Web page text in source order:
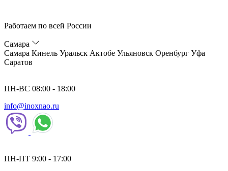
Работаем по всей России
Самара
Самара Кинель Уральск Актобе Ульяновск Оренбург Уфа
Саратов
ПН-ВС 08:00 - 18:00
info@inoxnao.ru
ПН-ПТ 9:00 - 17:00